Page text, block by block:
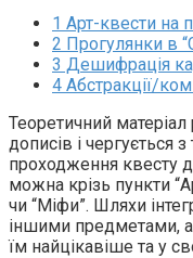
1 Арт-квести на
2 Прогулянки в
3 Дешифрація
4 Абстракції/
Теоретичний матеріал
дописів і чергується
проходження квесту
можна крізь пункти
чи “Міфи”. Шляхи
іншими предметами, а
їм найцікавіше та у